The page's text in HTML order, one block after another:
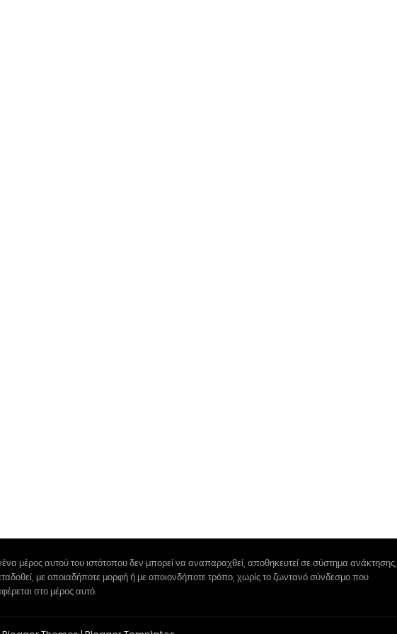
μέρος αυτού του ιστότοπου δεν μπορεί να αναπαραχθεί, αποθηκευτεί σε σύστημα ανάκτησης,
με οποιαδήποτε μορφή ή με οποιονδήποτε τρόπο, χωρίς το ζωντανό σύνδεσμο που
στο μέρος αυτό.